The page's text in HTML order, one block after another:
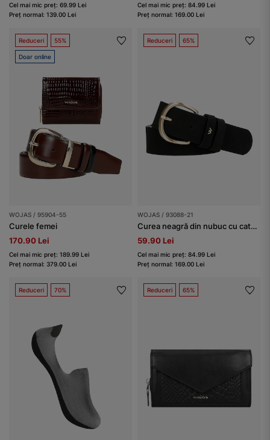
Cel mai mic preț: 69.99 Lei
Preț normal: 139.00 Lei
Cel mai mic preț: 84.99 Lei
Preț normal: 169.00 Lei
Reduceri 55%
Doar online
WOJAS / 95904-55
Curele femei
170.90 Lei
Cel mai mic preț: 189.99 Lei
Preț normal: 379.00 Lei
Reduceri 65%
WOJAS / 93088-21
Curea neagră din nubuc cu cataramă aurie
59.90 Lei
Cel mai mic preț: 84.99 Lei
Preț normal: 169.00 Lei
Reduceri 70% Reduceri 65%